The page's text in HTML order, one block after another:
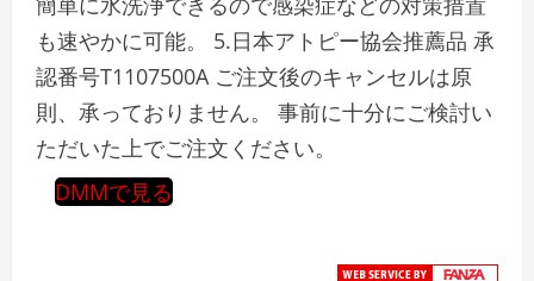
も速やかに可能。 5.日本アトピー協会推薦品 承
認番号T1107500A ご注文後のキャンセルは原
則、承っておりません。 事前に十分にご検討い
ただいた上でご注文ください。
DMMで見る